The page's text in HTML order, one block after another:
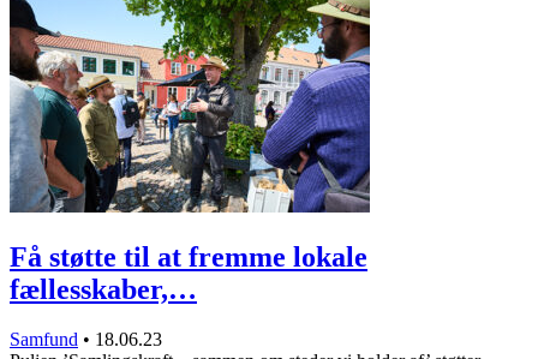
Få støtte til at fremme lokale
fællesskaber,…
Samfund • 18.06.23